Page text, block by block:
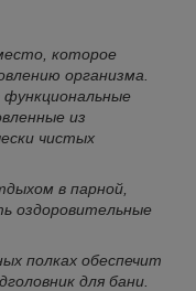
которое
организма.
из
чистых
в парной,
оздоровительные
полках обеспечит
для бани.